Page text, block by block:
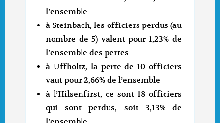
l’ensemble
à Steinbach, les officiers perdus (au
nombre de 5) valent pour 1,23% de
l’ensemble des pertes
à Uffholtz, la perte de 10 officiers
vaut pour 2,66% de l’ensemble
à l’Hilsenfirst, ce sont 18 officiers
qui sont perdus, soit 3,13% de